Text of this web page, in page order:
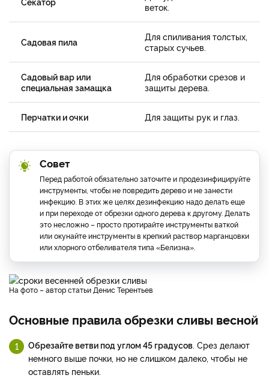
веток.
Садовая пила
Для спиливания толстых,
старых сучьев.
Садовый вар или
специальная замащка
Для обработки срезов и
защиты дерева.
Перчатки и очки Для защиты рук и глаз.
Совет
Перед работой обязательно заточите и продезинфицируйте
инструменты, чтобы не повредить дерево и не занести
инфекцию. В этих же целях дезинфекцию надо делать еще
и при переходе от обрезки одного дерева к другому. Делать
это несложно – просто протирайте инструменты ваткой
или окунайте инструменты в крепкий раствор марганцовки
или хлорного отбеливателя типа «Белизна».
На фото – автор статьи Денис Терентьев
Основные правила обрезки сливы весной
Обрезайте ветви под углом 45 градусов. Срез делают
немного выше почки, но не слишком далеко, чтобы не
оставлять пеньки.